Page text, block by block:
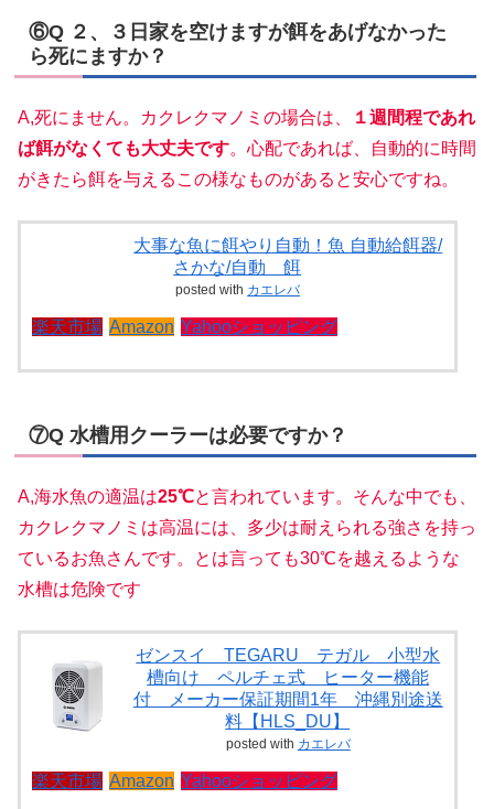
⑥Q ２、３日家を空けますが餌をあげなかった
ら死にますか？
A,死にません。カクレクマノミの場合は、
１週間程であれ
ば餌がなくても大丈夫です。心配であれば、自動的に時間
がきたら餌を与えるこの様なものがあると安心ですね。
大事な魚に餌やり自動！魚 自動給餌器/
さかな/自動 餌
posted with カエレバ
楽天市場 Amazon Yahooショッピング
⑦Q 水槽用クーラーは必要ですか？
A,海水魚の適温は25℃と言われています。そんな中でも、
カクレクマノミは高温には、多少は耐えられる強さを持っ
ているお魚さんです。とは言っても30℃を越えるような
水槽は危険です
ゼンスイ TEGARU テガル 小型水
槽向け ペルチェ式 ヒーター機能
付 メーカー保証期間1年 沖縄別途送
料【HLS_DU】
posted with カエレバ
楽天市場 Amazon Yahooショッピング